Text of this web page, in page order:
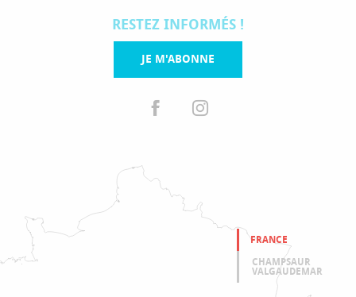
RESTEZ INFORMÉS !
JE M'ABONNE
FRANCE
CHAMPSAUR
VALGAUDEMAR